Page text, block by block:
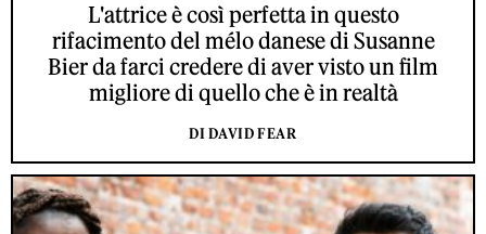
L'attrice è così perfetta in questo
rifacimento del mélo danese di Susanne
Bier da farci credere di aver visto un film
migliore di quello che è in realtà
DI DAVID FEAR